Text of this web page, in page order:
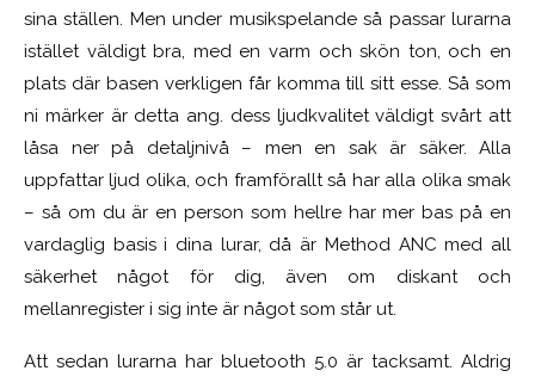
sina ställen. Men under musikspelande så passar lurarna
istället väldigt bra, med en varm och skön ton, och en
plats där basen verkligen får komma till sitt esse. Så som
ni märker är detta ang. dess ljudkvalitetväldigt svårt att
låsa ner på detaljnivå – men en sak är säker. Alla
uppfattar ljud olika, och framförallt så har alla olika smak
– så om du är en person som hellre har mer bas på en
vardaglig basis i dina lurar, då är Method ANC med all
säkerhet något för dig, även om diskant och
mellanregister i sig inte är något som står ut.
Att sedan lurarna har bluetooth 5.0 är tacksamt. Aldrig